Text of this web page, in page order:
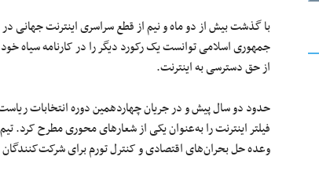
با گذشت بیش از دو ماه و نیم از قطع سراسری اینترنت جهانی در
جمهوری اسلامی توانست یک رکورد دیگر را در کارنامه سیاه
از حق دسترسی به اینترنت.
حدود دو سال پیش و در جریان چهاردهمین دوره انتخابات
فیلتر اینترنت را به‌عنوان یکی از شعارهای محوری مطرح کرد.
وعده حل بحران‌های اقتصادی و کنترل تورم برای شرکت‌کنندگان